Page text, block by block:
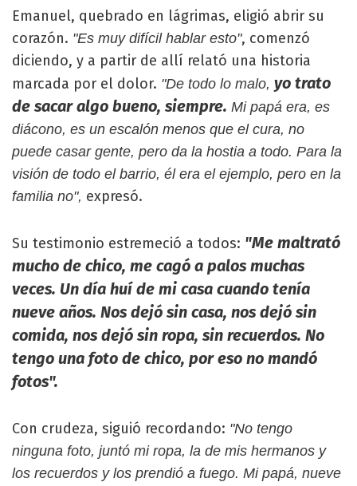
Emanuel, quebrado en lágrimas, eligió abrir su
corazón. "Es muy difícil hablar esto", comenzó
diciendo, y a partir de allí relató una historia
marcada por el dolor. "De todo lo malo, yo trato
de sacar algo bueno, siempre. Mi papá era, es
diácono, es un escalón menos que el cura, no
puede casar gente, pero da la hostia a todo. Para la
visión de todo el barrio, él era el ejemplo, pero en la
familia no", expresó.
Su testimonio estremeció a todos: "Me maltrató
mucho de chico, me cagó a palos muchas
veces. Un día huí de mi casa cuando tenía
nueve años. Nos dejó sin casa, nos dejó sin
comida, nos dejó sin ropa, sin recuerdos. No
tengo una foto de chico, por eso no mandó
fotos".
Con crudeza, siguió recordando: "No tengo
ninguna foto, juntó mi ropa, la de mis hermanos y
los recuerdos y los prendió a fuego. Mi papá, nueve